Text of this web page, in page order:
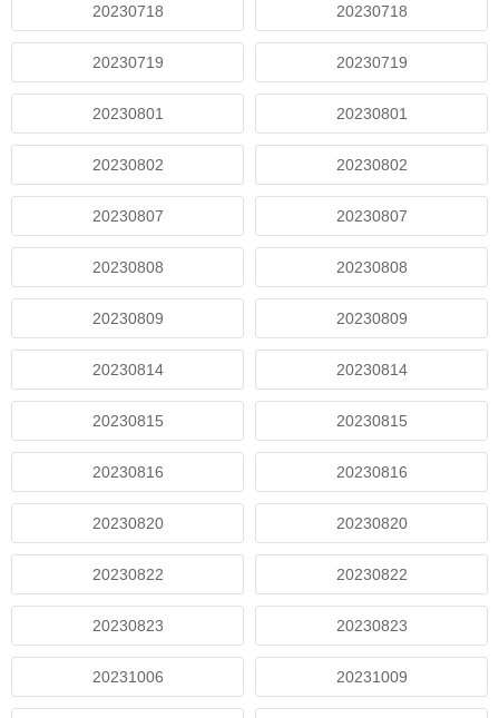
20230718 20230718
20230719 20230719
20230801 20230801
20230802 20230802
20230807 20230807
20230808 20230808
20230809 20230809
20230814 20230814
20230815 20230815
20230816 20230816
20230820 20230820
20230822 20230822
20230823 20230823
20231006 20231009